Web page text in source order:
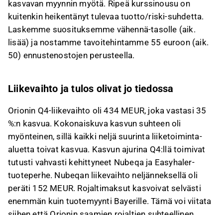
kasvavan myynnin myötä. Ripeä kurssinousu on
kuitenkin heikentänyt tulevaa tuotto/riski-suhdetta.
Laskemme suosituksemme vähennä-tasolle (aik.
lisää) ja nostamme tavoitehintamme 55 euroon (aik.
50) ennustenostojen perusteella.
Liikevaihto ja tulos olivat jo tiedossa
Orionin Q4-liikevaihto oli 434 MEUR, joka vastasi 35
%:n kasvua. Kokonaiskuva kasvun suhteen oli
myönteinen, sillä kaikki neljä suurinta liiketoiminta-
aluetta toivat kasvua. Kasvun ajurina Q4:llä toimivat
tutusti vahvasti kehittyneet Nubeqa ja Easyhaler-
tuoteperhe. Nubeqan liikevaihto neljänneksellä oli
peräti 152 MEUR. Rojaltimaksut kasvoivat selvästi
enemmän kuin tuotemyynti Bayerille. Tämä voi viitata